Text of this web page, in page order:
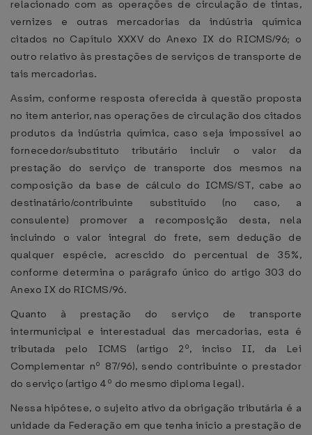
relacionado com as operações de circulação de tintas,
vernizes e outras mercadorias da indústria química
citados no Capítulo XXXV do Anexo IX do RICMS/96; o
outro relativo às prestações de serviços de transporte de
tais mercadorias.
Assim, conforme resposta oferecida à questão proposta
no item anterior, nas operações de circulação dos citados
produtos da indústria química, caso seja impossível ao
fornecedor/substituto tributário incluir o valor da
prestação do serviço de transporte dos mesmos na
composição da base de cálculo do ICMS/ST, cabe ao
destinatário/contribuinte substituído (no caso, a
consulente) promover a recomposição desta, nela
incluindo o valor integral do frete, sem dedução de
qualquer espécie, acrescido do percentual de 35%,
conforme determina o parágrafo único do artigo 303 do
Anexo IX do RICMS/96.
Quanto à prestação do serviço de transporte
intermunicipal e interestadual das mercadorias, esta é
tributada pelo ICMS (artigo 2º, inciso II, da Lei
Complementar nº 87/96), sendo contribuinte o prestador
do serviço (artigo 4º do mesmo diploma legal).
Nessa hipótese, o sujeito ativo da obrigação tributária é a
unidade da Federação em que tenha início a prestação de